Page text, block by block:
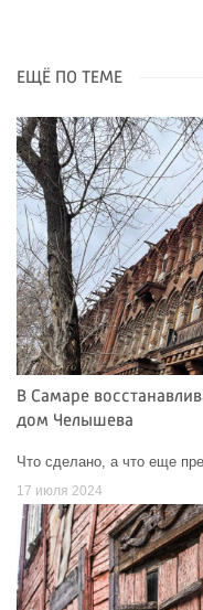
ЕЩЁ ПО ТЕМЕ
В Самаре
дом Челышева
Что сделано, а что еще
17 июля 2024